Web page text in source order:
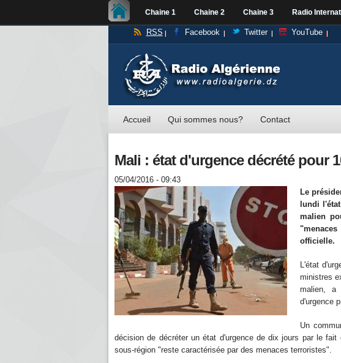
Chaine 1 Chaine 2 Chaine 3 Radio
RSS Facebook Twitter YouTube
Accueil Qui sommes nous? Contact
Mali : état d'urgence décrété pour
05/04/2016 - 09:43
Le
lundi
malien
officielle.
L'état
ministres
malien, a
d'urgence
Un
décision de décréter un état d'urgence de dix jours par le
sous-région "reste caractérisée par des menaces terroristes".